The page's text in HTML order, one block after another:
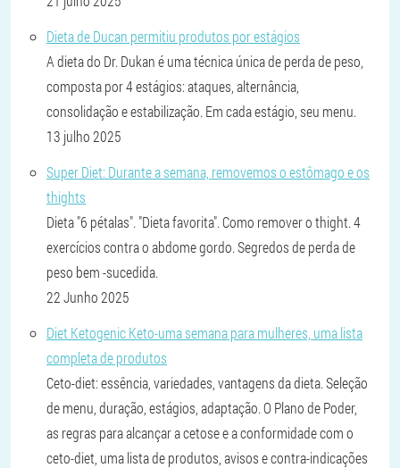
Dieta de Ducan permitiu produtos por estágios
A dieta do Dr. Dukan é uma técnica única de perda de peso,
composta por 4 estágios: ataques, alternância,
consolidação e estabilização. Em cada estágio, seu menu.
13 julho 2025
Super Diet: Durante a semana, removemos o estômago e os
thights
Dieta "6 pétalas". "Dieta favorita". Como remover o thight. 4
exercícios contra o abdome gordo. Segredos de perda de
peso bem -sucedida.
22 Junho 2025
Diet Ketogenic Keto-uma semana para mulheres, uma lista
completa de produtos
Ceto-diet: essência, variedades, vantagens da dieta. Seleção
de menu, duração, estágios, adaptação. O Plano de Poder,
as regras para alcançar a cetose e a conformidade com o
ceto-diet, uma lista de produtos, avisos e contra-indicações